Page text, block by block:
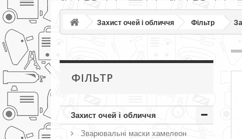
Захист очей і обличчя Фільтр
ФІЛЬТР
Захист очей і обличчя
Зварювальні маски хамелеон